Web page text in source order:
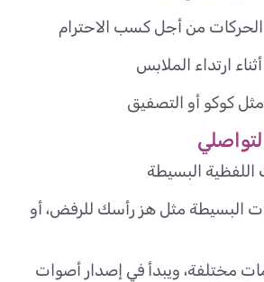
الحركات من أجل كسب الاحترام
ارتداء الملابس
كوكو أو التصفيق
البسيطة
البسيطة مثل هز رأسك للرفض، أو
مختلفة، ويبدأ في إصدار أصوات